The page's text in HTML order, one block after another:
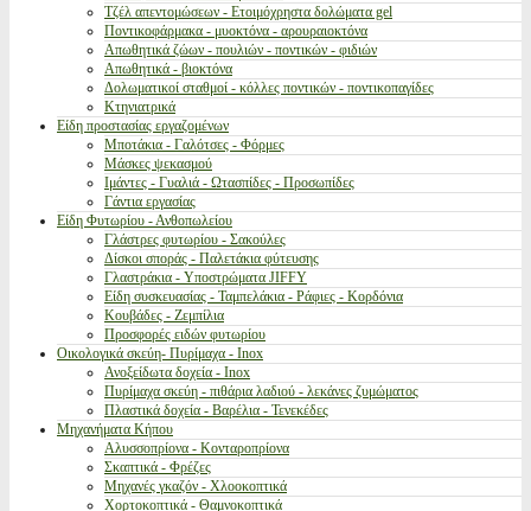
Τζέλ απεντομώσεων - Ετοιμόχρηστα δολώματα gel
Ποντικοφάρμακα - μυοκτόνα - αρουραιοκτόνα
Απωθητικά ζώων - πουλιών - ποντικών - φιδιών
Απωθητικά - βιοκτόνα
Δολωματικοί σταθμοί - κόλλες ποντικών - ποντικοπαγίδες
Κτηνιατρικά
Είδη προστασίας εργαζομένων
Μποτάκια - Γαλότσες - Φόρμες
Μάσκες ψεκασμού
Ιμάντες - Γυαλιά - Ωτασπίδες - Προσωπίδες
Γάντια εργασίας
Είδη Φυτωρίου - Ανθοπωλείου
Γλάστρες φυτωρίου - Σακούλες
Δίσκοι σποράς - Παλετάκια φύτευσης
Γλαστράκια - Υποστρώματα JIFFY
Είδη συσκευασίας - Ταμπελάκια - Ράφιες - Κορδόνια
Κουβάδες - Ζεμπίλια
Προσφορές ειδών φυτωρίου
Οικολογικά σκεύη- Πυρίμαχα - Inox
Ανοξείδωτα δοχεία - Inox
Πυρίμαχα σκεύη - πιθάρια λαδιού - λεκάνες ζυμώματος
Πλαστικά δοχεία - Βαρέλια - Τενεκέδες
Μηχανήματα Κήπου
Αλυσσοπρίονα - Κονταροπρίονα
Σκαπτικά - Φρέζες
Μηχανές γκαζόν - Χλοοκοπτικά
Χορτοκοπτικά - Θαμνοκοπτικά